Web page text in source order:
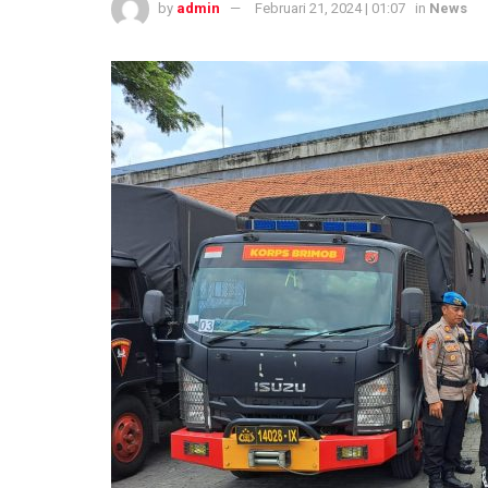
by admin Februari 21, 2024 | 01:07 in News